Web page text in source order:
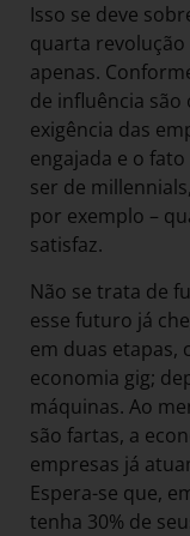
Isso se deve
quarta
apenas.
de influência
exigência das
engajada e o
ser de
por exemplo –
satisfaz.
Não se trata de
esse futuro já
em duas etapas,
economia gig;
máquinas. Ao
são fartas, a
empresas já
Espera-se que,
tenha 30% de